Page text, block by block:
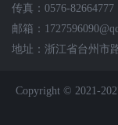
传真：0576-82664777
邮箱：
地址：浙江省台州市
Copyright © 2021-